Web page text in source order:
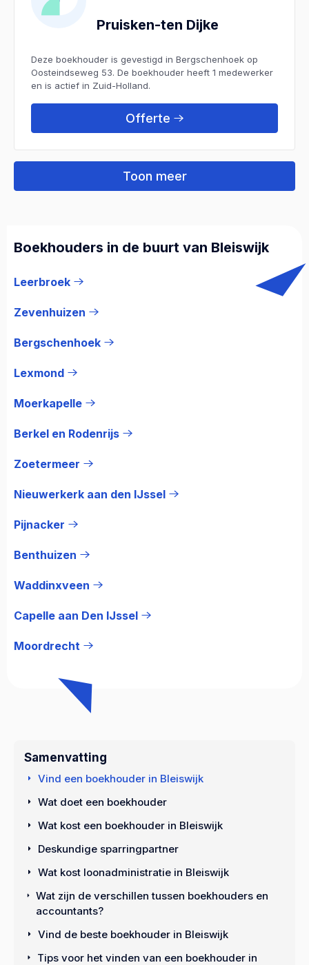
Pruisken-ten Dijke
Deze boekhouder is gevestigd in Bergschenhoek op
Oosteindseweg 53. De boekhouder heeft 1 medewerker
en is actief in Zuid-Holland.
Offerte
Toon meer
Boekhouders in de buurt van Bleiswijk
Leerbroek
Zevenhuizen
Bergschenhoek
Lexmond
Moerkapelle
Berkel en Rodenrijs
Zoetermeer
Nieuwerkerk aan den IJssel
Pijnacker
Benthuizen
Waddinxveen
Capelle aan Den IJssel
Moordrecht
Samenvatting
Vind een boekhouder in Bleiswijk
Wat doet een boekhouder
Wat kost een boekhouder in Bleiswijk
Deskundige sparringpartner
Wat kost loonadministratie in Bleiswijk
Wat zijn de verschillen tussen boekhouders en
accountants?
Vind de beste boekhouder in Bleiswijk
Tips voor het vinden van een boekhouder in